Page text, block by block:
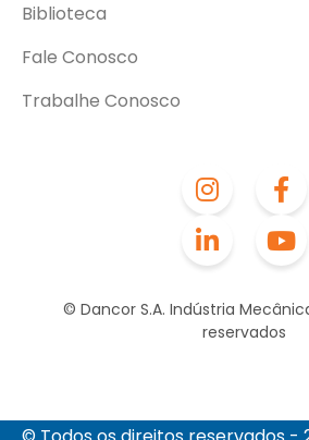
© Dancor S.A. Indústria
reservados
Biblioteca
Fale Conosco
Trabalhe Conosco